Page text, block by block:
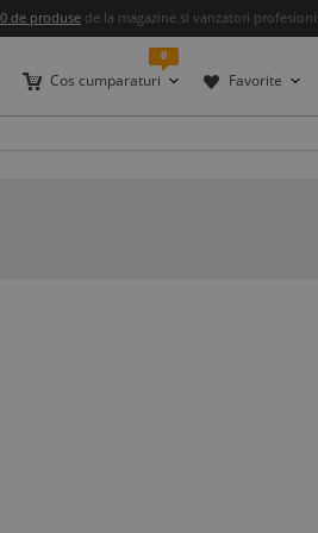
de produse de la magazine si vanzatori
Cos cumparaturi
0
Favorite